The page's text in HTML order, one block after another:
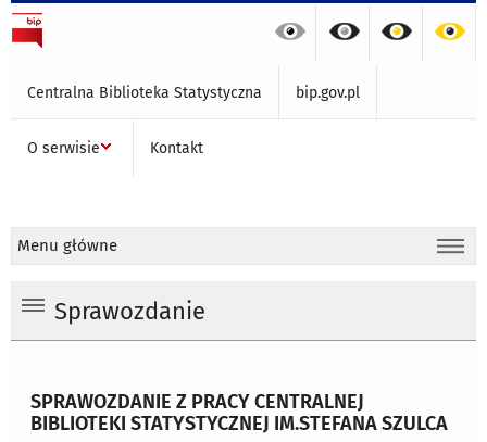
Centralna Biblioteka Statystyczna bip.gov.pl
O serwisie Kontakt
Menu główne
Sprawozdanie
SPRAWOZDANIE Z PRACY CENTRALNEJ
BIBLIOTEKI STATYSTYCZNEJ IM.STEFANA SZULCA